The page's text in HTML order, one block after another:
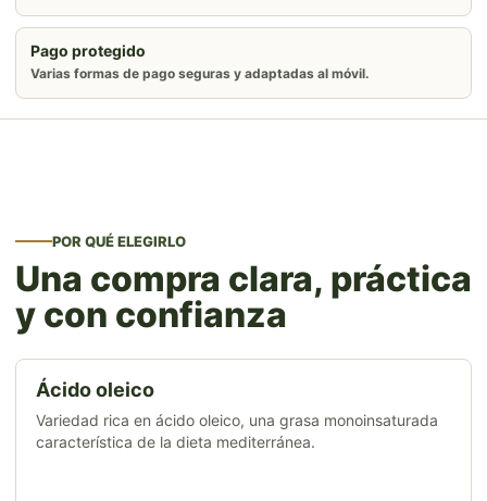
Pago protegido
Varias formas de pago seguras y adaptadas al móvil.
POR QUÉ ELEGIRLO
Una compra clara, práctica
y con confianza
Ácido oleico
Variedad rica en ácido oleico, una grasa monoinsaturada
característica de la dieta mediterránea.